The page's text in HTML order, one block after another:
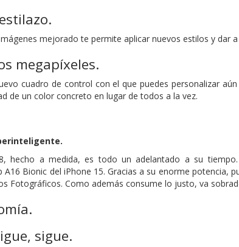
mejorado te permite aplicar nuevos estilos y dar
megapíxeles.
cuadro de control con el que puedes personalizar
de un color concreto en lugar de todos a la vez.
hecho a medida, es todo un adelantado a su
A16 Bionic del iPhone 15. Gracias a su enorme
Fotográficos. Como además consume lo justo, va
sigue.